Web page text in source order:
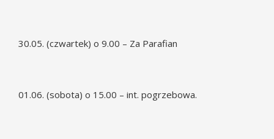
30.05. (czwartek) o 9.00 – Za Parafian
01.06. (sobota) o 15.00 – int. pogrzebowa.